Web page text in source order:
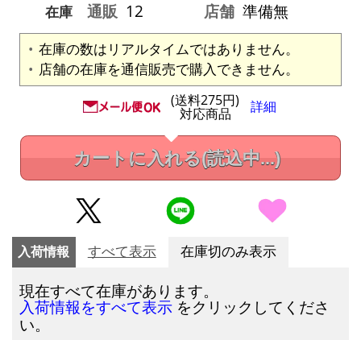
在庫
通販 12 店舗 準備無
在庫の数はリアルタイムではありません。
店舗の在庫を通信販売で購入できません。
(送料275円)
対応商品 詳細
カートに入れる(読込中...)
入荷情報 すべて表示 在庫切のみ表示
現在すべて在庫があります。
入荷情報をすべて表示 をクリックしてくださ
い。